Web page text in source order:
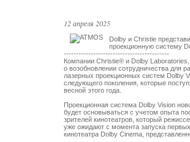
12 апреля 2025
Dolby и Christie
проекционную систему
-------------------------------------------
Компании Christie® и Dolby
о возобновлении сотрудничества для
лазерных проекционных систем Dolby
следующего поколения, которые
весной этого года.
Проекционная система Dolby Vision
будет основываться с учетом опыта
зрителей кинотеатров, который
уже ожидают с момента запуска
кинотеатра Dolby Cinema,